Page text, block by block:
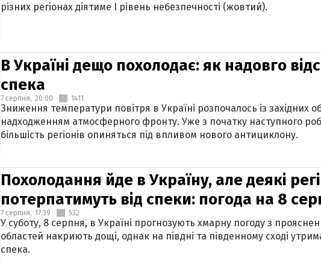
різних регіонах діятиме І рівень небезпечності (жовтий).
В Україні дещо похолодає: як надовго
спека
7 серпня, 20:00 1411
Зниження температури повітря в Україні розпочалось із західних
надходженням атмосферного фронту. Уже з початку наступного
більшість регіонів опиняться під впливом нового антициклону.
Похолодання йде в Україну, але деякі
потерпатимуть від спеки: погода на 8
7 серпня, 17:39 532
У суботу, 8 серпня, в Україні прогнозують хмарну погоду з
областей накриють дощі, однак на півдні та південному сході
спека.